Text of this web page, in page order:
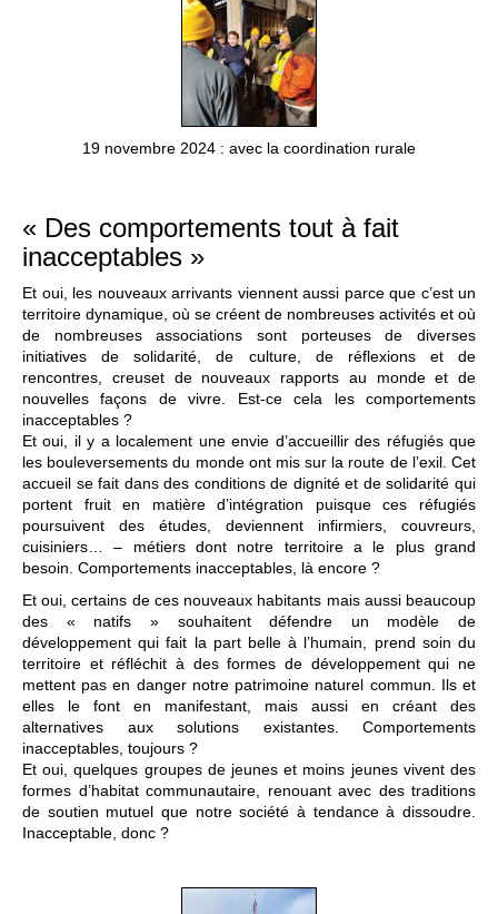
19 novembre 2024 : avec la coordination rurale
« Des comportements tout à fait
inacceptables »
Et oui, les nouveaux arrivants viennent aussi parce que c’est un
territoire dynamique, où se créent de nombreuses activités et où
de nombreuses associations sont porteuses de diverses
initiatives de solidarité, de culture, de réflexions et de
rencontres, creuset de nouveaux rapports au monde et de
nouvelles façons de vivre. Est-ce cela les comportements
inacceptables ?
Et oui, il y a localement une envie d’accueillir des réfugiés que
les bouleversements du monde ont mis sur la route de l’exil. Cet
accueil se fait dans des conditions de dignité et de solidarité qui
portent fruit en matière d’intégration puisque ces réfugiés
poursuivent des études, deviennent infirmiers, couvreurs,
cuisiniers… – métiers dont notre territoire a le plus grand
besoin. Comportements inacceptables, là encore ?
Et oui, certains de ces nouveaux habitants mais aussi beaucoup
des « natifs » souhaitent défendre un modèle de
développement qui fait la part belle à l’humain, prend soin du
territoire et réfléchit à des formes de développement qui ne
mettent pas en danger notre patrimoine naturel commun. Ils et
elles le font en manifestant, mais aussi en créant des
alternatives aux solutions existantes. Comportements
inacceptables, toujours ?
Et oui, quelques groupes de jeunes et moins jeunes vivent des
formes d’habitat communautaire, renouant avec des traditions
de soutien mutuel que notre société à tendance à dissoudre.
Inacceptable, donc ?